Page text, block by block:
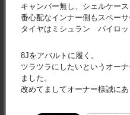
キャンバー無し、シェルケー
番心配なインナー側もスペー
タイヤはミシュラン パイロッ
8Jをアバルトに履く。
ツラツラにしたいというオー
ました。
改めてましてオーナー様誠にあ